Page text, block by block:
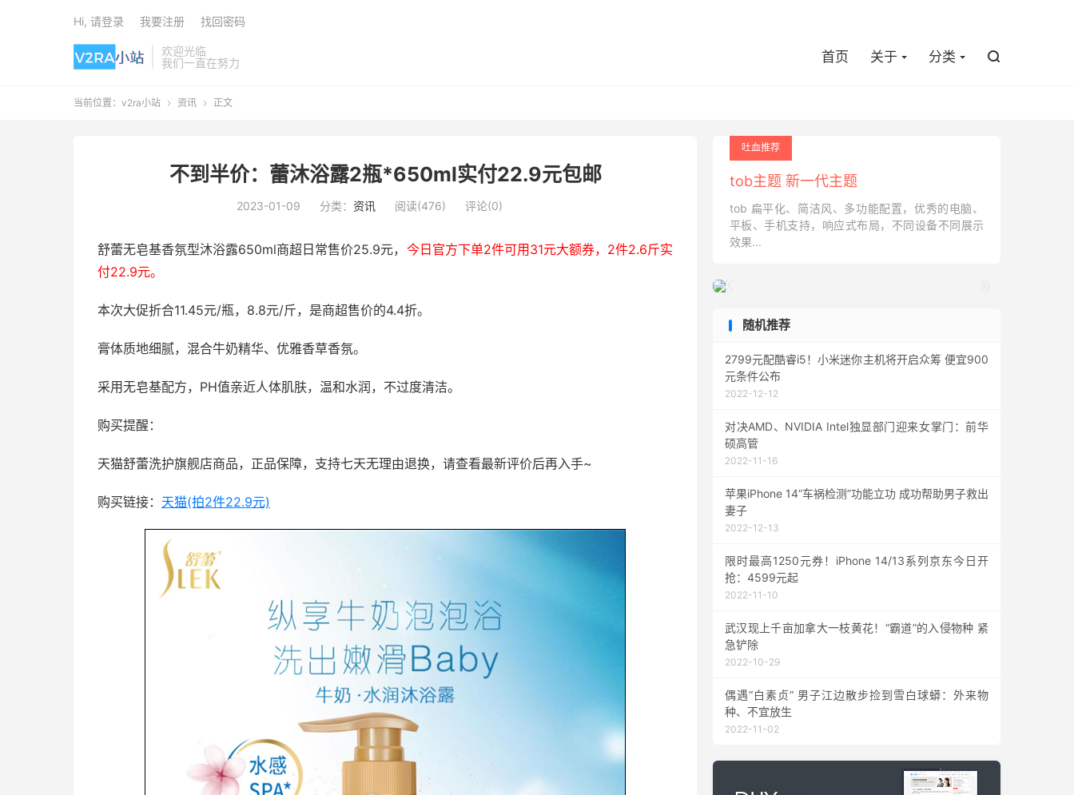
欢迎光临
我们一直在努力
首页 关于 分类 
Hi, 请登录 我要注册 找回密码
当前位置： v2ra小站  资讯  正文
不到半价：蕾沐浴露2瓶*650ml实付22.9元包邮
2023-01-09 分类： 资讯 阅读(476) 评论(0)
舒蕾无皂基香氛型沐浴露650ml商超日常售价25.9元， 今日官方下单2件可用31元大额券，2件2.6斤实
付22.9元。
本次大促折合11.45元/瓶，8.8元/斤，是商超售价的4.4折。
膏体质地细腻，混合牛奶精华、优雅香草香氛。
采用无皂基配方，PH值亲近人体肌肤，温和水润，不过度清洁。
购买提醒：
天猫舒蕾洗护旗舰店商品，正品保障，支持七天无理由退换，请查看最新评价后再入手~
购买链接： 天猫(拍2件22.9元)
吐血推荐
tob主题 新一代主题
tob 扁平化、简洁风、多功能配置，优秀的电脑、
平板、手机支持，响应式布局，不同设备不同展示
效果...

随机推荐
2799元配酷睿i5！小米迷你主机将开启众筹 便宜900
元条件公布
2022-12-12
对决AMD、NVIDIA Intel独显部门迎来女掌门：前华
硕高管
2022-11-16
苹果iPhone 14“车祸检测”功能立功 成功帮助男子救出
妻子
2022-12-13
限时最高1250元券！iPhone 14/13系列京东今日开
抢：4599元起
2022-11-10
武汉现上千亩加拿大一枝黄花！“霸道”的入侵物种 紧
急铲除
2022-10-29
偶遇“白素贞” 男子江边散步捡到雪白球蟒：外来物
种、不宜放生
2022-11-02